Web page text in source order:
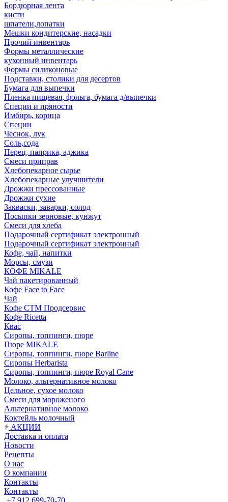
Бордюрная лента
кисти
шпатели,лопатки
Мешки кондитерские, насадки
Прочий инвентарь
Формы металлические
кухонный инвентарь
Формы силиконовые
Подставки, столики для десертов
Бумага для выпечки
Пленка пищевая, фольга, бумага д/выпечки
Специи и пряности
Имбирь, корица
Специи
Чеснок, лук
Соль,сода
Перец, паприка, аджика
Смеси приправ
Хлебопекарное сырье
Хлебопекарные улучшители
Дрожжи прессованные
Дрожжи сухие
Закваски, заварки, солод
Посыпки зерновые, кунжут
Смеси для хлеба
Подарочный сертификат электронный
Подарочный сертификат электронный
Кофе, чай, напитки
Морсы, смузи
КОФЕ MIKALE
Чай пакетированный
Кофе Face to Face
Чай
Кофе СТМ Продсервис
Кофе Ricetta
Квас
Сиропы, топпинги, пюре
Пюре MIKALE
Сиропы, топпинги, пюре Barline
Сиропы Herbarista
Сиропы, топпинги, пюре Royal Cane
Молоко, альтернативное молоко
Цельное, сухое молоко
Смеси для мороженого
Альтернативное молоко
Коктейль молочный
АКЦИИ
Доставка и оплата
Новости
Рецепты
О нас
О компании
Контакты
Контакты
+7 912 699-70-70